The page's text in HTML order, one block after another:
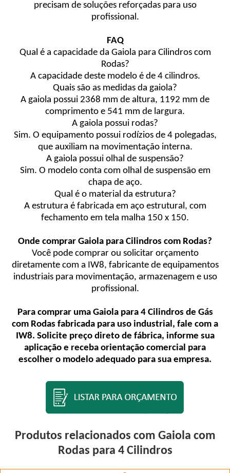
precisam de soluções reforçadas para uso
profissional.
FAQ
Qual é a capacidade da Gaiola para Cilindros com
Rodas?
A capacidade deste modelo é de 4 cilindros.
Quais são as medidas da gaiola?
A gaiola possui 2368 mm de altura, 1192 mm de
comprimento e 541 mm de largura.
A gaiola possui rodas?
Sim. O equipamento possui rodízios de 4 polegadas,
que auxiliam na movimentação interna.
A gaiola possui olhal de suspensão?
Sim. O modelo conta com olhal de suspensão em
chapa de aço.
Qual é o material da estrutura?
A estrutura é fabricada em aço estrutural, com
fechamento em tela malha 150 x 150.
Onde comprar Gaiola para Cilindros com Rodas?
Você pode comprar ou solicitar orçamento
diretamente com a IW8, fabricante de equipamentos
industriais para movimentação, armazenagem e uso
profissional.
Para comprar uma Gaiola para 4 Cilindros de Gás
com Rodas fabricada para uso industrial, fale com a
IW8. Solicite preço direto de fábrica, informe sua
aplicação e receba orientação comercial para
escolher o modelo adequado para sua empresa.
Produtos relacionados com Gaiola com
Rodas para 4 Cilindros